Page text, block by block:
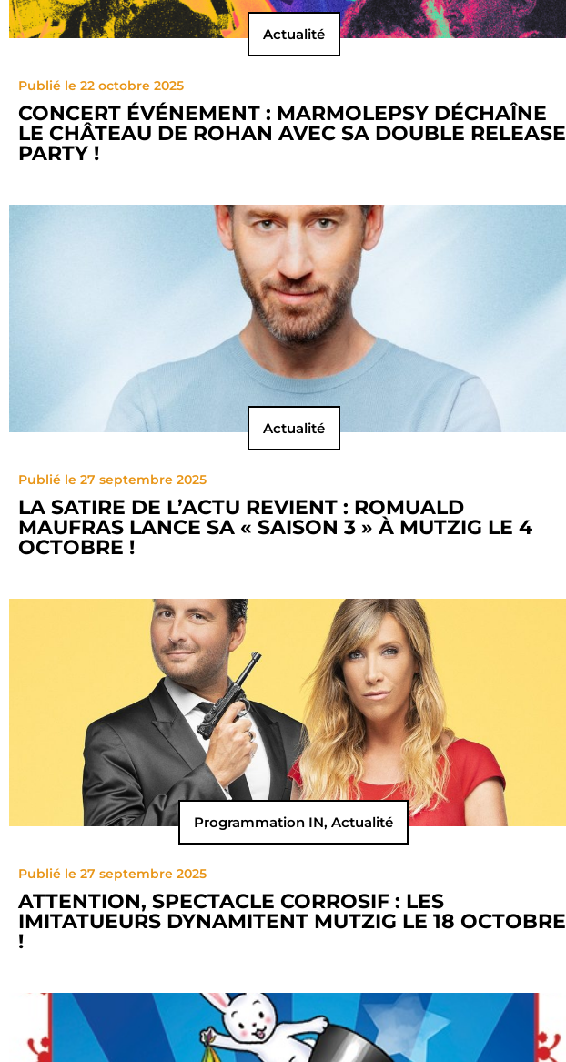
Actualité
Publié le 22 octobre 2025
CONCERT ÉVÉNEMENT : MARMOLEPSY DÉCHAÎNE
LE CHÂTEAU DE ROHAN AVEC SA DOUBLE RELEASE
PARTY !
Actualité
Publié le 27 septembre 2025
LA SATIRE DE L’ACTU REVIENT : ROMUALD
MAUFRAS LANCE SA « SAISON 3 » À MUTZIG LE 4
OCTOBRE !
Programmation IN, Actualité
Publié le 27 septembre 2025
ATTENTION, SPECTACLE CORROSIF : LES
IMITATUEURS DYNAMITENT MUTZIG LE 18 OCTOBRE
!